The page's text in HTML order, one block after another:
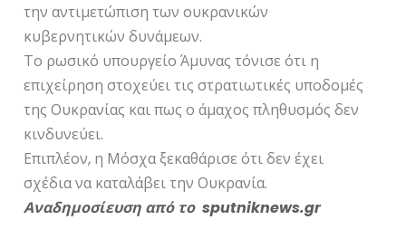
την αντιμετώπιση των ουκρανικών
κυβερνητικών δυνάμεων.
Το ρωσικό υπουργείο Άμυνας τόνισε ότι η
επιχείρηση στοχεύει τις στρατιωτικές υποδομές
της Ουκρανίας και πως ο άμαχος πληθυσμός δεν
κινδυνεύει.
Επιπλέον, η Μόσχα ξεκαθάρισε ότι δεν έχει
σχέδια να καταλάβει την Ουκρανία.
Αναδημοσίευση από το sputniknews.gr